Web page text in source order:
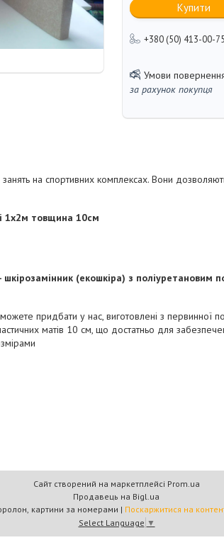
Купити
+380 (50) 413-00-75
за рахунок покупця
занять на спортивних комплексах. Вони
1х2м товщина 10см
(екошкіра) з поліуретановим
можете придбати у нас, виготовлені з первинної
матів 10 см, що достатньо для
Сайт створений на маркетплейсі Prom.ua
Продавець на Bigl.ua
"Кратус" спортивні мати, поролон, картини за номерами | Поскаржитися на
Select Language ▼